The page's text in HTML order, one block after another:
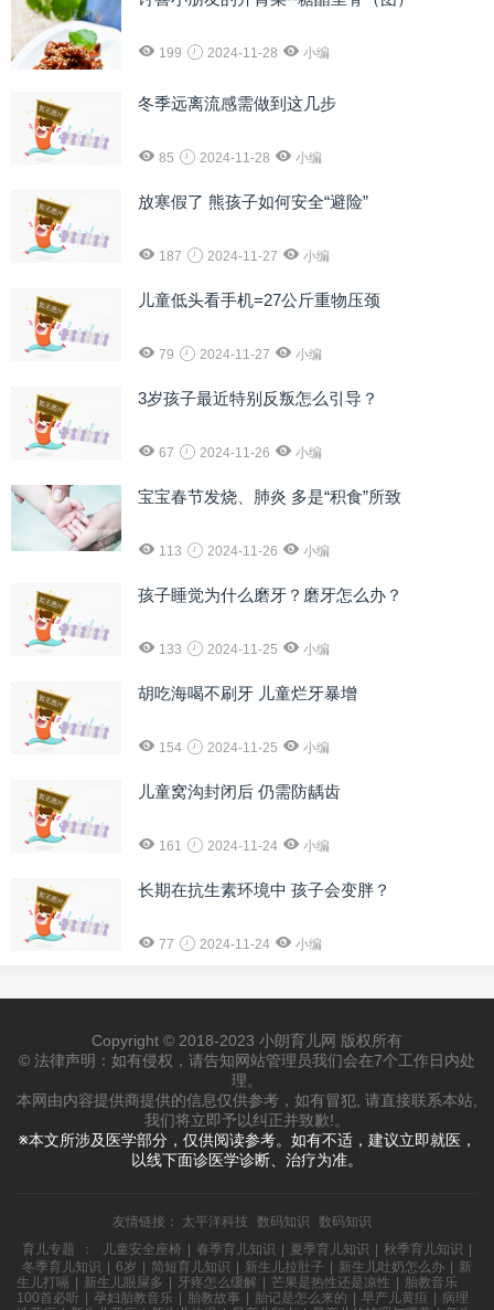
199 2024-11-28 小编
冬季远离流感需做到这几步
85 2024-11-28 小编
放寒假了 熊孩子如何安全“避险”
187 2024-11-27 小编
儿童低头看手机=27公斤重物压颈
79 2024-11-27 小编
3岁孩子最近特别反叛怎么引导？
67 2024-11-26 小编
宝宝春节发烧、肺炎 多是“积食”所致
113 2024-11-26 小编
孩子睡觉为什么磨牙？磨牙怎么办？
133 2024-11-25 小编
胡吃海喝不刷牙 儿童烂牙暴增
154 2024-11-25 小编
儿童窝沟封闭后 仍需防龋齿
161 2024-11-24 小编
长期在抗生素环境中 孩子会变胖？
77 2024-11-24 小编
Copyright © 2018-2023 小朗育儿网 版权所有
© 法律声明：如有侵权，请告知网站管理员我们会在7个工作日内处
理。
本网由内容提供商提供的信息仅供参考，如有冒犯, 请直接联系本站,
我们将立即予以纠正并致歉!。
※本文所涉及医学部分，仅供阅读参考。如有不适，建议立即就医，
以线下面诊医学诊断、治疗为准。
友情链接： 太平洋科技 数码知识
数码知识
育儿专题
： 儿童安全座椅 | 春季育儿知识 | 夏季育儿知识 | 秋季育儿知识 |
冬季育儿知识 | 6岁 | 简短育儿知识 | 新生儿拉肚子 | 新生儿吐奶怎么办 | 新
生儿打嗝 | 新生儿眼屎多 | 牙疼怎么缓解 | 芒果是热性还是凉性 | 胎教音乐
100首必听 | 孕妇胎教音乐 | 胎教故事 | 胎记是怎么来的 | 早产儿黄疸 | 病理